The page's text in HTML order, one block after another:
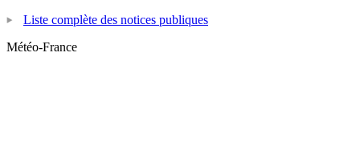
Liste complète des notices publiques
Météo-France